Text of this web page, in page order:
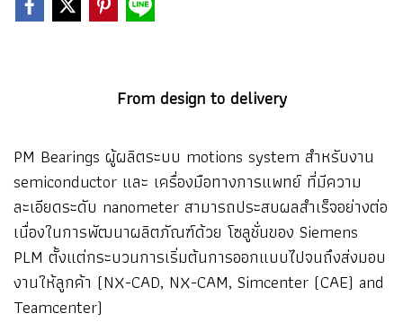
From design to delivery
PM Bearings ผู้ผลิตระบบ motions system สำหรับงาน
semiconductor และ เครื่องมือทางการแพทย์ ที่มีความ
ละเอียดระดับ nanometer สามารถประสบผลสำเร็จอย่างต่อ
เนื่องในการพัฒนาผลิตภัณฑ์ด้วย โซลูชั่นของ Siemens
PLM ตั้งแต่กระบวนการเริ่มต้นการออกแบบไปจนถึงส่งมอบ
งานให้ลูกค้า (NX-CAD, NX-CAM, Simcenter (CAE) and
Teamcenter)